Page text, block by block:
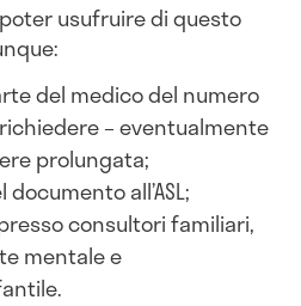
usufruire di questo
del medico del numero
– eventualmente
prolungata;
all’ASL;
consultori familiari,
mentale e